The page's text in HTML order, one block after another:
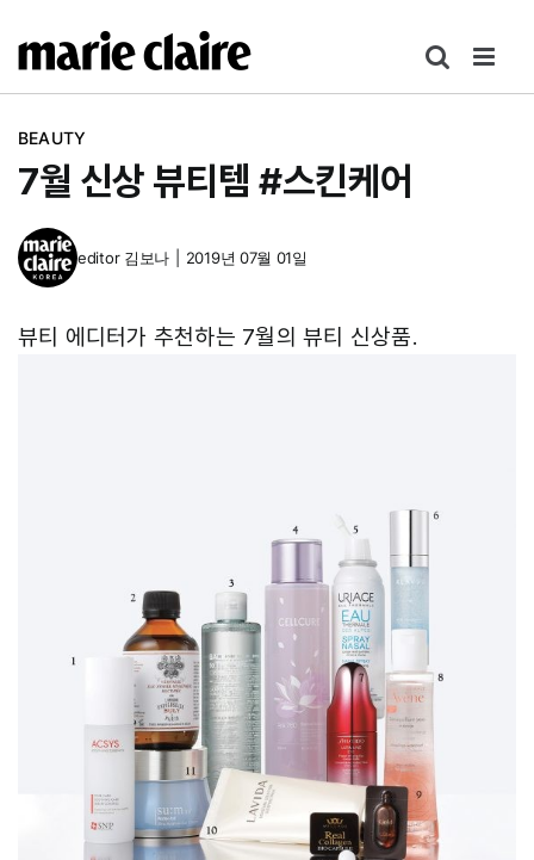
텐
BEAUTY
7월 신상 뷰티템 #스킨케어
editor 김보나 2019년 07월 01일
뷰티 에디터가 추천하는 7월의 뷰티 신상품.